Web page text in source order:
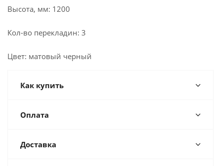
Высота, мм: 1200
Кол-во перекладин: 3
Цвет: матовый черный
Как купить
Оплата
Доставка